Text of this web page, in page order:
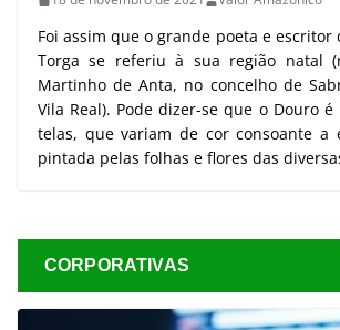
Foi assim que o grande poeta e
Torga se referiu à sua região natal
Martinho de Anta, no concelho de
Vila Real). Pode dizer-se que o Douro
telas, que variam de cor consoante a
pintada pelas folhas e flores das
CORPORATIVAS